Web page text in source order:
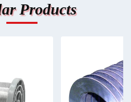
Products